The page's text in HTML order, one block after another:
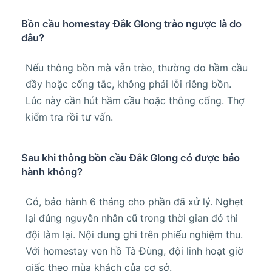
Bồn cầu homestay Đắk Glong trào ngược là do
đâu?
Nếu thông bồn mà vẫn trào, thường do hầm cầu
đầy hoặc cống tắc, không phải lỗi riêng bồn.
Lúc này cần hút hầm cầu hoặc thông cống. Thợ
kiểm tra rồi tư vấn.
Sau khi thông bồn cầu Đắk Glong có được bảo
hành không?
Có, bảo hành 6 tháng cho phần đã xử lý. Nghẹt
lại đúng nguyên nhân cũ trong thời gian đó thì
đội làm lại. Nội dung ghi trên phiếu nghiệm thu.
Với homestay ven hồ Tà Đùng, đội linh hoạt giờ
giấc theo mùa khách của cơ sở.